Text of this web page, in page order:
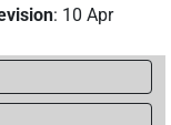
: 10 Apr